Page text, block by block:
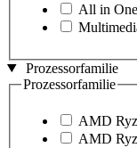
All in
Prozessorfamilie
Prozessorfamilie
AMD
AMD